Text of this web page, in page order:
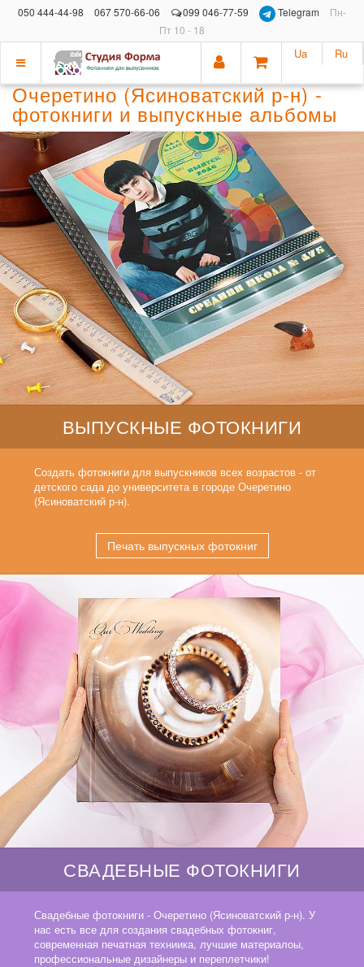
050 444-44-98 067 570-66-06 099 046-77-59 Telegram
Пн-
Пт 10 - 18
Показать
меню
Ua Ru
Очеретино (Ясиноватский р-н) -
фотокниги и выпускные альбомы
ВЫПУСКНЫЕ ФОТОКНИГИ
Создать фотокниги для выпускников всех возрастов - от
детского сада до университета в городе Очеретино
(Ясиноватский р-н).
Печать выпускных фотокниг
СВАДЕБНЫЕ ФОТОКНИГИ
Свадебные фотокниги - Очеретино (Ясиноватский р-н). У
нас есть все для создания свадебных фотокниг,
современная печатная техниика, лучшие материалоы,
профессиональные дизайнеры и переплетчики!